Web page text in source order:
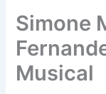
Simone
Musical